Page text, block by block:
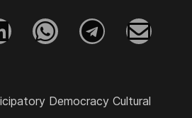
Democracy Cultural